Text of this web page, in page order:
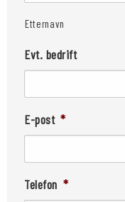
Etternavn
Evt. bedrift
E-post *
Telefon *